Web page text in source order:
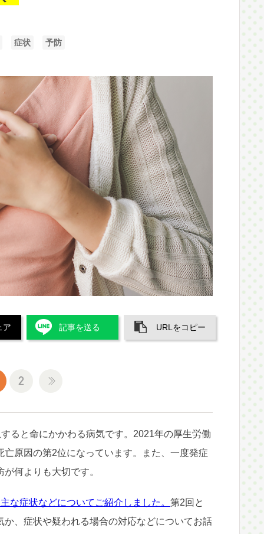
症状 予防
ア 記事を送る URLをコピー
2
ると命にかかわる病気です。2021年の厚生労働
原因の第2位になっています。また、一度発症
何よりも大切です。
な症状などについてご紹介しました。 第2回と
、症状や疑われる場合の対応などについてお話